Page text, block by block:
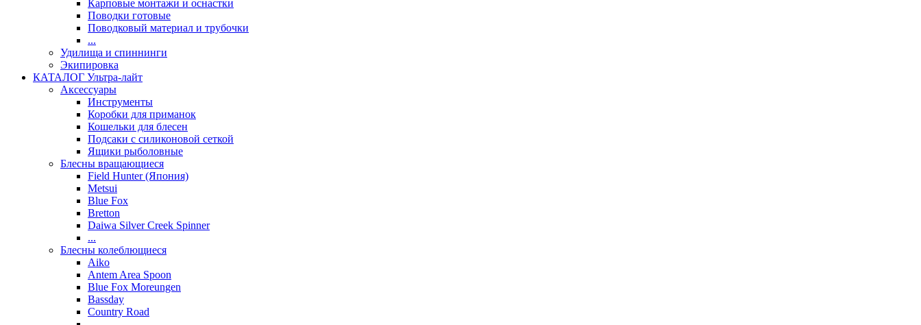
Карповые монтажи и оснастки
Поводки готовые
Поводковый материал и трубочки
...
Удилища и спиннинги
Экипировка
КАТАЛОГ Ультра-лайт
Аксессуары
Инструменты
Коробки для приманок
Кошельки для блесен
Подсаки с силиконовой сеткой
Ящики рыболовные
Блесны вращающиеся
Field Hunter (Япония)
Metsui
Blue Fox
Bretton
Daiwa Silver Creek Spinner
...
Блесны колеблющиеся
Aiko
Antem Area Spoon
Blue Fox Moreungen
Bassday
Country Road